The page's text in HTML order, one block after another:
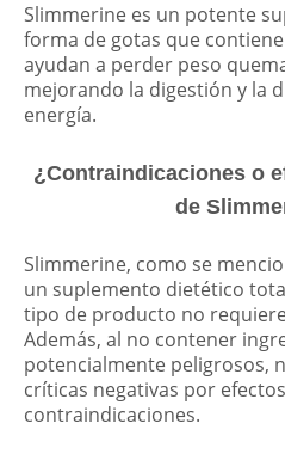
Slimmerine es un potente
forma de gotas que
ayudan a perder peso
mejorando la digestión y la
energía.
¿Contraindicaciones o
de
Slimmerine, como se
un suplemento dietético
tipo de producto no
Además, al no contener
potencialmente peligrosos,
críticas negativas por
contraindicaciones.